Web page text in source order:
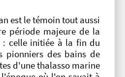
est le témoin tout aussi
période majeure de la
: celle initiée à la fin du
pionniers des bains de
d'une thalasso marine